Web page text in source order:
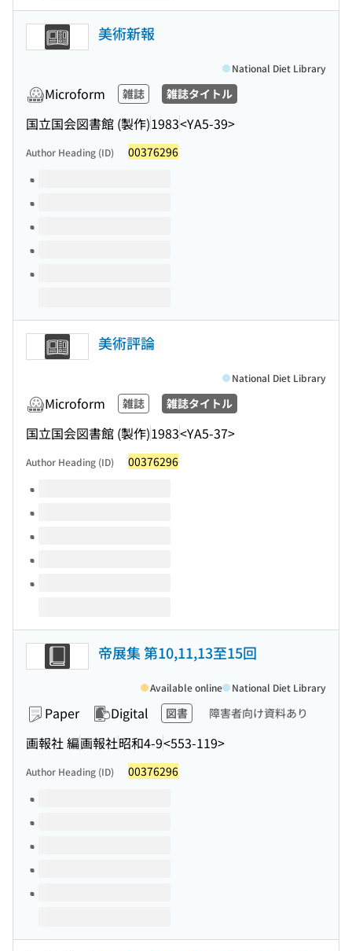
美術新報
Microform 雑誌 雑誌タイトル
国立国会図書館 (製作)1983<YA5-39>
National Diet Library
Author Heading (ID) 00376296
Volumes of this title
美術評論
Microform 雑誌 雑誌タイトル
国立国会図書館 (製作)1983<YA5-37>
National Diet Library
Author Heading (ID) 00376296
Volumes of this title
帝展集 第10,11,13至15回
Paper Digital 図書 障害者向け資料あり
画報社 編画報社昭和4-9<553-119>
Available online National Diet Library
Author Heading (ID) 00376296
Volumes of this title